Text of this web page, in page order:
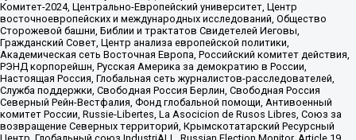
Комитет-2024, Центрально-Европейский университет, Центр
восточноевропейских и международных исследований, Общество
Сторожевой башни, Библии и трактатов Свидетелей Иеговы,
Гражданский Совет, Центр анализа европейской политики,
Академическая сеть Восточная Европа, Российский комитет действия,
РЭНД корпорейшн, Русская Америка за демократию в России,
Настоящая Россия, Глобальная сеть журналистов-расследователей,
Служба поддержки, Свободная Россия Берлин, Свободная Россия
Северный Рейн-Вестфалия, Фонд глобальной помощи, Антивоенный
комитет России, Russie-Libertes, La Asocicion de Rusos Libres, Союз за
возвращение Северных территорий, Крымскотатарский Ресурсный